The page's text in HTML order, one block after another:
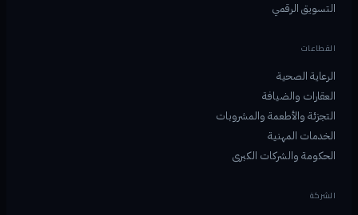
التسويق الرقمي
القطاعات
الرعاية الصحية
العقارات والضيافة
التجزئة والأطعمة والمشروبات
الخدمات المهنية
الحكومة والشركات الكبرى
الشركة